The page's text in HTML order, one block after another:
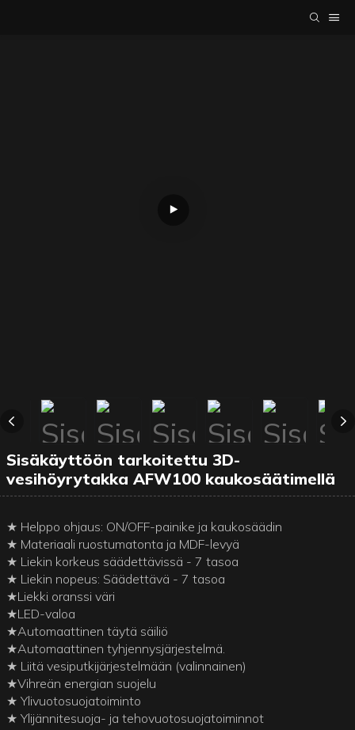
Sisäkäyttöön tarkoitettu 3D-
vesihöyrytakka AFW100 kaukosäätimellä
★ Helppo ohjaus: ON/OFF-painike ja kaukosäädin
★ Materiaali ruostumatonta ja MDF-levyä
★ Liekin korkeus säädettävissä - 7 tasoa
★ Liekin nopeus: Säädettävä - 7 tasoa
★Liekki oranssi väri
★LED-valoa
★Automaattinen täytä säiliö
★Automaattinen tyhjennysjärjestelmä.
★ Liitä vesiputkijärjestelmään (valinnainen)
★Vihreän energian suojelu
★ Ylivuotosuojatoiminto
★ Ylijännitesuoja- ja tehovuotosuojatoiminnot